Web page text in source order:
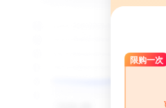
限购一次